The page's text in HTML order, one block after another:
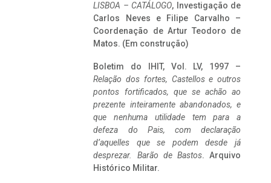
LISBOA – CATÁLOGO, Investigação de
Carlos Neves e Filipe Carvalho –
Coordenação de Artur Teodoro de
Matos. (Em construção)
Boletim do IHIT, Vol. LV, 1997 –
Relação dos fortes, Castellos e outros
pontos fortificados, que se achão ao
prezente inteiramente abandonados, e
que nenhuma utilidade tem para a
defeza do Pais, com declaração
d’aquelles que se podem desde já
desprezar. Barão de Bastos. Arquivo
Histórico Militar.